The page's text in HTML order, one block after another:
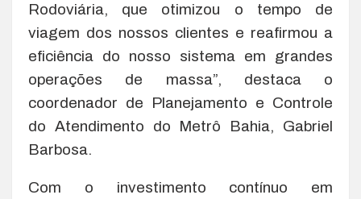
Rodoviária, que otimizou o tempo de
viagem dos nossos clientes e reafirmou a
eficiência do nosso sistema em grandes
operações de massa”, destaca o
coordenador de Planejamento e Controle
do Atendimento do Metrô Bahia, Gabriel
Barbosa.
Com o investimento contínuo em